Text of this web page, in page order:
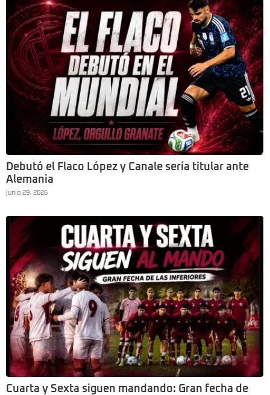
Debutó el Flaco López y Canale sería titular ante
Alemania
junio 29, 2026
Cuarta y Sexta siguen mandando: Gran fecha de